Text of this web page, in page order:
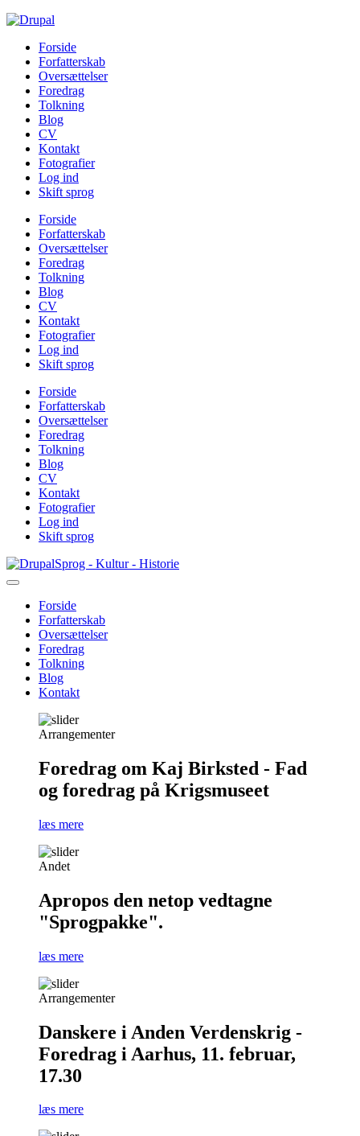
Forside
Forfatterskab
Oversættelser
Foredrag
Tolkning
Blog
CV
Kontakt
Fotografier
Log ind
Skift sprog
Forside
Forfatterskab
Oversættelser
Foredrag
Tolkning
Blog
CV
Kontakt
Fotografier
Log ind
Skift sprog
Forside
Forfatterskab
Oversættelser
Foredrag
Tolkning
Blog
CV
Kontakt
Fotografier
Log ind
Skift sprog
Gå
til
Sprog - Kultur - Historie
Primær
navigation
Forside
Forfatterskab
Oversættelser
Foredrag
Tolkning
Blog
Kontakt
Arrangementer
Foredrag om Kaj Birksted - Fad
og foredrag på Krigsmuseet
læs mere
Andet
Apropos den netop vedtagne
"Sprogpakke".
læs mere
Arrangementer
Danskere i Anden Verdenskrig -
Foredrag i Aarhus, 11. februar,
17.30
læs mere